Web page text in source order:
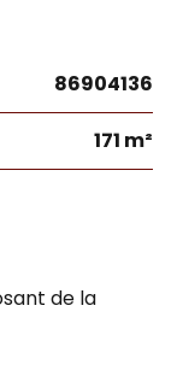
86904136
171 m²
de la